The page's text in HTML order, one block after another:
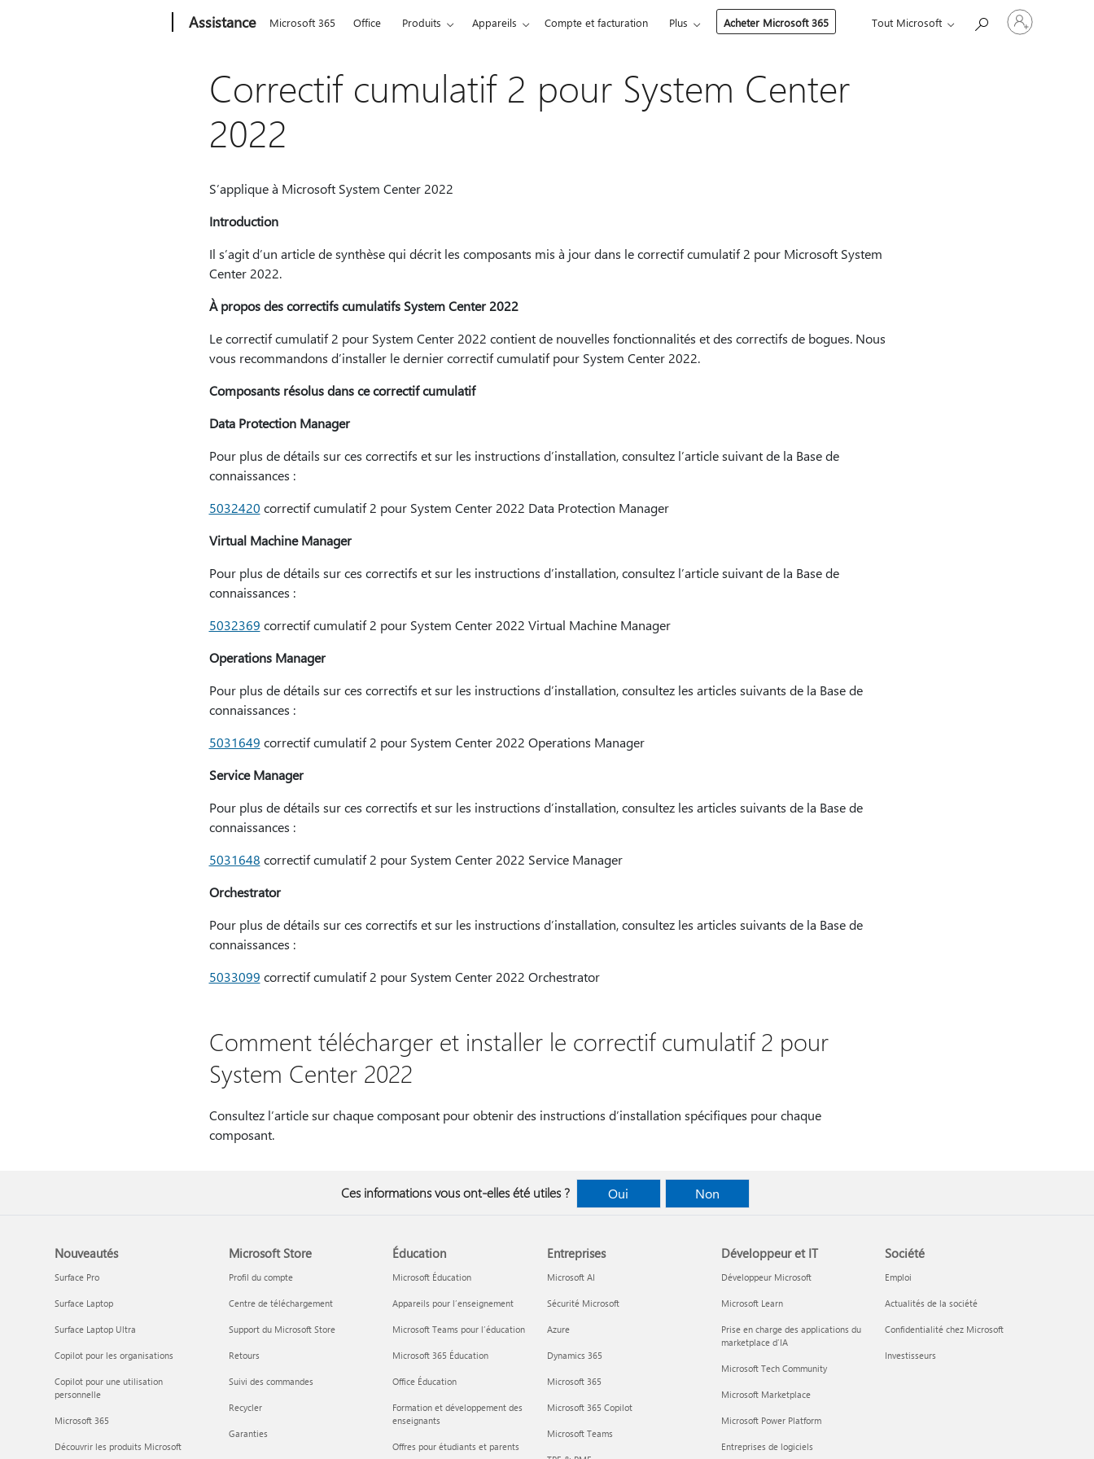
Assistance Microsoft 365 Office Produits Appareils Compte et facturation Plus Acheter Microsoft 365 Tout Microsoft
Connectez-
vous
Correctif cumulatif 2 pour System Center
2022
S’applique à Microsoft System Center 2022
Introduction
Il s’agit d’un article de synthèse qui décrit les composants mis à jour dans le correctif cumulatif 2 pour Microsoft System
Center 2022.
À propos des correctifs cumulatifs System Center 2022
Le correctif cumulatif 2 pour System Center 2022 contient de nouvelles fonctionnalités et des correctifs de bogues. Nous
vous recommandons d’installer le dernier correctif cumulatif pour System Center 2022.
Composants résolus dans ce correctif cumulatif
Data Protection Manager
Pour plus de détails sur ces correctifs et sur les instructions d’installation, consultez l’article suivant de la Base de
connaissances :
5032420 correctif cumulatif 2 pour System Center 2022 Data Protection Manager
Virtual Machine Manager
Pour plus de détails sur ces correctifs et sur les instructions d’installation, consultez l’article suivant de la Base de
connaissances :
5032369 correctif cumulatif 2 pour System Center 2022 Virtual Machine Manager
Operations Manager
Pour plus de détails sur ces correctifs et sur les instructions d’installation, consultez les articles suivants de la Base de
connaissances :
5031649 correctif cumulatif 2 pour System Center 2022 Operations Manager
Service Manager
Pour plus de détails sur ces correctifs et sur les instructions d’installation, consultez les articles suivants de la Base de
connaissances :
5031648 correctif cumulatif 2 pour System Center 2022 Service Manager
Orchestrator
Pour plus de détails sur ces correctifs et sur les instructions d’installation, consultez les articles suivants de la Base de
connaissances :
5033099 correctif cumulatif 2 pour System Center 2022 Orchestrator
Comment télécharger et installer le correctif cumulatif 2 pour
System Center 2022
Consultez l’article sur chaque composant pour obtenir des instructions d’installation spécifiques pour chaque
composant.
Ces informations vous ont-elles été utiles ? Oui Non
Nouveautés
Surface Pro
Surface Laptop
Surface Laptop Ultra
Copilot pour les organisations
Copilot pour une utilisation
personnelle
Microsoft 365
Découvrir les produits Microsoft
Microsoft Store
Profil du compte
Centre de téléchargement
Support du Microsoft Store
Retours
Suivi des commandes
Recycler
Garanties
Éducation
Microsoft Éducation
Appareils pour l’enseignement
Microsoft Teams pour l’éducation
Microsoft 365 Éducation
Office Éducation
Formation et développement des
enseignants
Offres pour étudiants et parents
Entreprises
Microsoft AI
Sécurité Microsoft
Azure
Dynamics 365
Microsoft 365
Microsoft 365 Copilot
Microsoft Teams
Développeur et IT
Développeur Microsoft
Microsoft Learn
Prise en charge des applications du
marketplace d’IA
Microsoft Tech Community
Microsoft Marketplace
Microsoft Power Platform
Entreprises de logiciels
Société
Emploi
Actualités de la société
Confidentialité chez Microsoft
Investisseurs